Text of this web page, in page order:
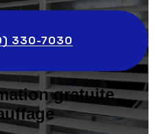
330-7030
gratuite